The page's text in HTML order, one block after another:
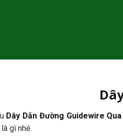
Dây Dẫn Đường Guidewire Qua
gì nhé